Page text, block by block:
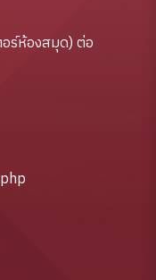
ร์ห้องสมุด) ต่อ